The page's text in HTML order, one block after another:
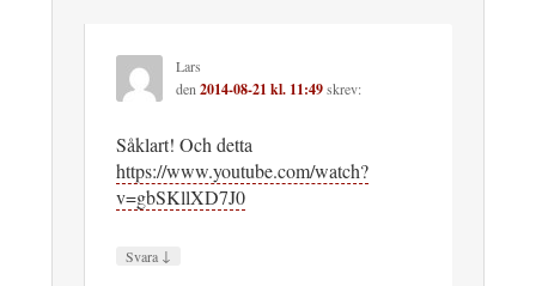
Lars
den 2014-08-21 kl. 11:49skrev:
Såklart! Och detta
https://www.youtube.com/watch?
v=gbSKllXD7J0
Svara ↓